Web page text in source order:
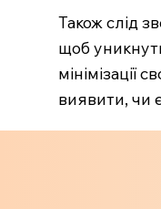
Також слід
щоб
мінімізації
виявити, чи